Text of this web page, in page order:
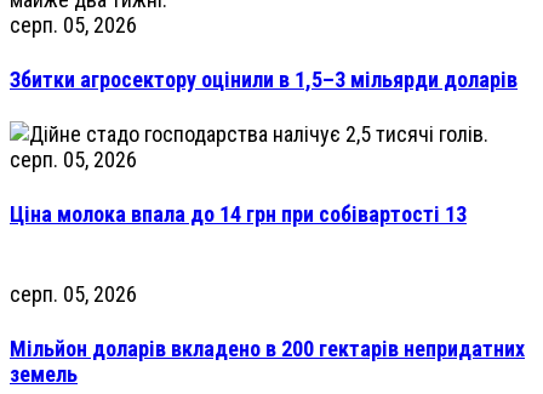
серп. 05, 2026
Збитки агросектору оцінили в 1,5–3 мільярди доларів
серп. 05, 2026
Ціна молока впала до 14 грн при собівартості 13
серп. 05, 2026
Мільйон доларів вкладено в 200 гектарів непридатних
земель